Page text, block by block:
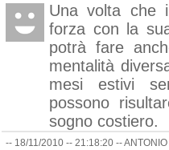
Una volta che
forza con la
potrà fare
mentalità
mesi estivi
possono
sogno costiero.
-- 18/11/2010 -- 21:18:20 --ANTONIO